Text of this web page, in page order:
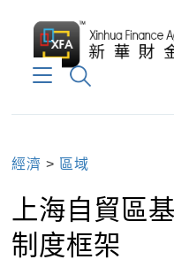
經濟 > 區域
上海自貿區
制度框架